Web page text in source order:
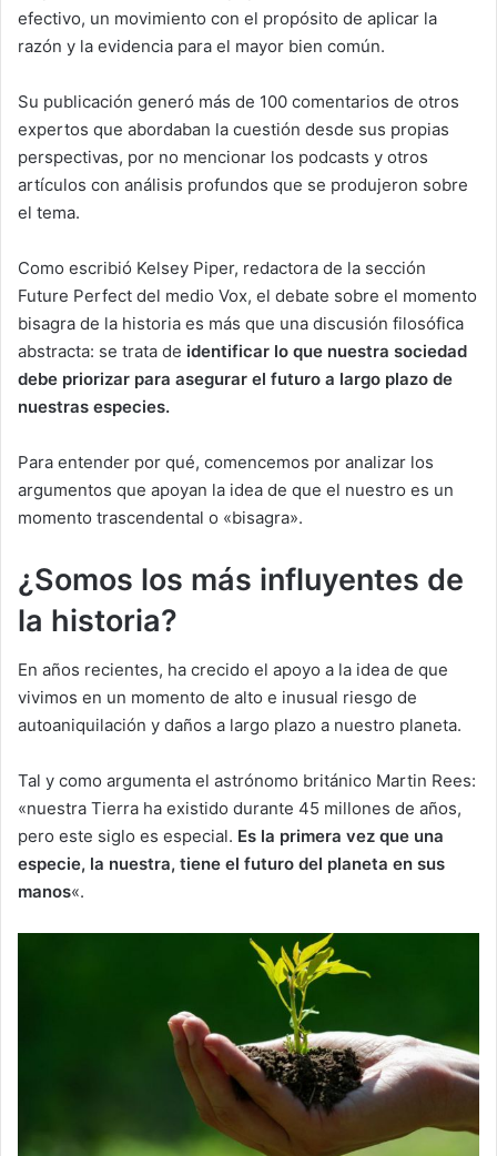
efectivo, un movimiento con el propósito de aplicar la
razón y la evidencia para el mayor bien común.
Su publicación generó más de 100 comentarios de otros
expertos que abordaban la cuestión desde sus propias
perspectivas, por no mencionar los podcasts y otros
artículos con análisis profundos que se produjeron sobre
el tema.
Como escribió Kelsey Piper, redactora de la sección
Future Perfect del medio Vox, el debate sobre el momento
bisagra de la historia es más que una discusión filosófica
abstracta: se trata de identificar lo que nuestra sociedad
debe priorizar para asegurar el futuro a largo plazo de
nuestras especies.
Para entender por qué, comencemos por analizar los
argumentos que apoyan la idea de que el nuestro es un
momento trascendental o «bisagra».
¿Somos los más influyentes de
la historia?
En años recientes, ha crecido el apoyo a la idea de que
vivimos en un momento de alto e inusual riesgo de
autoaniquilación y daños a largo plazo a nuestro planeta.
Tal y como argumenta el astrónomo británico Martin Rees:
«nuestra Tierra ha existido durante 45 millones de años,
pero este siglo es especial. Es la primera vez que una
especie, la nuestra, tiene el futuro del planeta en sus
manos«.